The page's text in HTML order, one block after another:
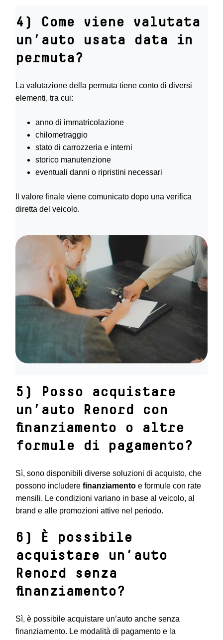
4) Come viene valutata
un’auto usata data in
permuta?
La valutazione della permuta tiene conto di diversi
elementi, tra cui:
anno di immatricolazione
chilometraggio
stato di carrozzeria e interni
storico manutenzione
eventuali danni o ripristini necessari
Il valore finale viene comunicato dopo una verifica
diretta del veicolo.
5) Posso acquistare
un’auto Renord con
finanziamento o altre
formule di pagamento?
Sì, sono disponibili diverse soluzioni di acquisto, che
possono includere finanziamento e formule con rate
mensili. Le condizioni variano in base al veicolo, al
brand e alle promozioni attive nel periodo.
6) È possibile
acquistare un’auto
Renord senza
finanziamento?
Sì, è possibile acquistare un’auto anche senza
finanziamento. Le modalità di pagamento e la